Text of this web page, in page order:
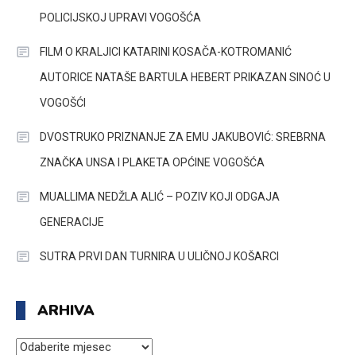
POLICIJSKOJ UPRAVI VOGOŠĆA
FILM O KRALJICI KATARINI KOSAČA-KOTROMANIĆ
AUTORICE NATAŠE BARTULA HEBERT PRIKAZAN SINOĆ U
VOGOŠĆI
DVOSTRUKO PRIZNANJE ZA EMU JAKUBOVIĆ: SREBRNA
ZNAČKA UNSA I PLAKETA OPĆINE VOGOŠĆA
MUALLIMA NEDŽLA ALIĆ – POZIV KOJI ODGAJA
GENERACIJE
SUTRA PRVI DAN TURNIRA U ULIČNOJ KOŠARCI
ARHIVA
ARHIVA